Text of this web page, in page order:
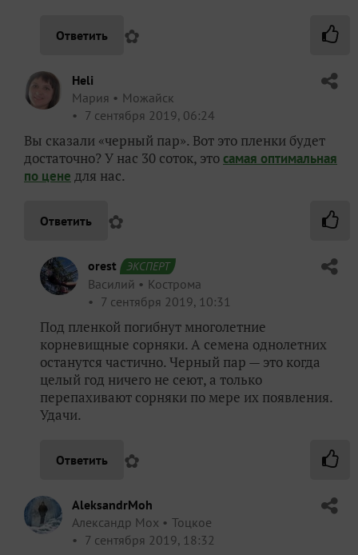
Ответить ✿
Heli
Мария
Можайск
7 сентября 2019, 06:24
Вы сказали «черный пар». Вот это пленки будет
достаточно? У нас 30 соток, этосамая оптимальная
по цене для нас.
Ответить ✿
orest ЭКСПЕРТ
Василий
Кострома
7 сентября 2019, 10:31
Под пленкой погибнут многолетние
корневищные сорняки. А семена однолетних
останутся частично. Черный пар — это когда
целый год ничего не сеют, а только
перепахивают сорняки по мере их появления.
Удачи.
Ответить ✿
AleksandrMoh
Александр Мох
Тоцкое
7 сентября 2019, 18:32